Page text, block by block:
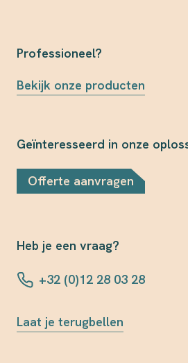
Professioneel?
Bekijk onze producten
Geïnteresseerd in onze
Offerte aanvragen
Heb je een vraag?
+32 (0)12 28 03 28
Laat je terugbellen